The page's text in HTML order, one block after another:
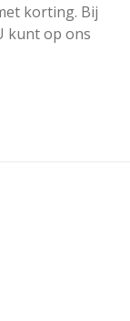
korting. Bij
kunt op ons